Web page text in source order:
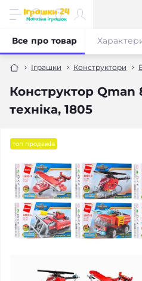
Іграшки Конструктори
Конструктор
техніка, 1805
Все про товар
топ продажів